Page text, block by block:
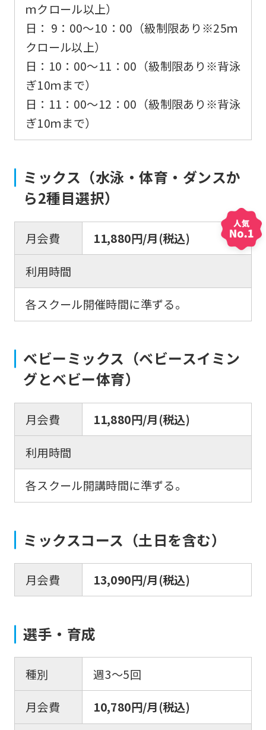
ｍクロール以上）
日： 9：00～10：00（級制限あり※25ｍ
クロール以上）
日：10：00～11：00（級制限あり※背泳
ぎ10ｍまで）
日：11：00～12：00（級制限あり※背泳
ぎ10ｍまで）
ミックス（水泳・体育・ダンスか
ら2種目選択）
月会費
11,880円/月(税込)
利用時間
各スクール開催時間に準ずる。
ベビーミックス（ベビースイミン
グとベビー体育）
月会費
11,880円/月(税込)
利用時間
各スクール開講時間に準ずる。
ミックスコース（土日を含む）
月会費 13,090円/月(税込)
選手・育成
種別
週3〜5回
月会費
10,780円/月(税込)
foreigners
Sports
official
is
automatically
English.
the
link
below
automatic
translation)
to
return
top
page.
However,
if